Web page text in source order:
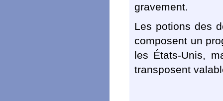
gravement.
Les potions des
composent un
les États-Unis,
transposent